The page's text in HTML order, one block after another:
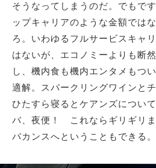
そうなってしまうのだ。でもで
ップキャリアのような金額では
ろ。いわゆるフルサービスキャ
はないが、エコノミーよりも断
し、機内食も機内エンタメもつ
適解。スパークリングワインと
ひたすら寝るとケアンズについ
バ、夜便！ これならギリギリ
バカンスへということもできる。